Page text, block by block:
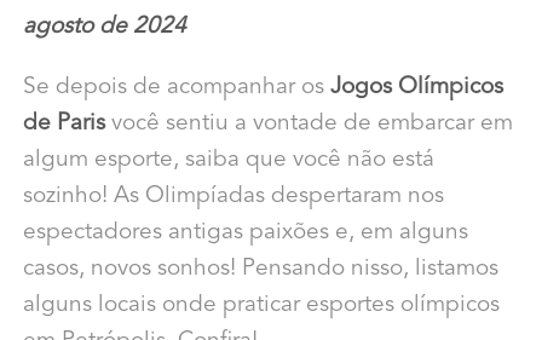
agosto de 2024
Se depois de acompanhar osJogos Olímpicos
de Parisvocê sentiu a vontade de embarcar em
algum esporte, saiba que você não está
sozinho! As Olimpíadas despertaram nos
espectadores antigas paixões e, em alguns
casos, novos sonhos! Pensando nisso, listamos
alguns locais onde praticar esportes olímpicos